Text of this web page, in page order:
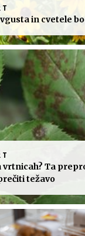
in cvetele
vrtnicah? Ta
težavo